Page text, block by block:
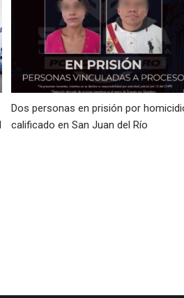
Dos personas en prisión por
calificado en San Juan del Río